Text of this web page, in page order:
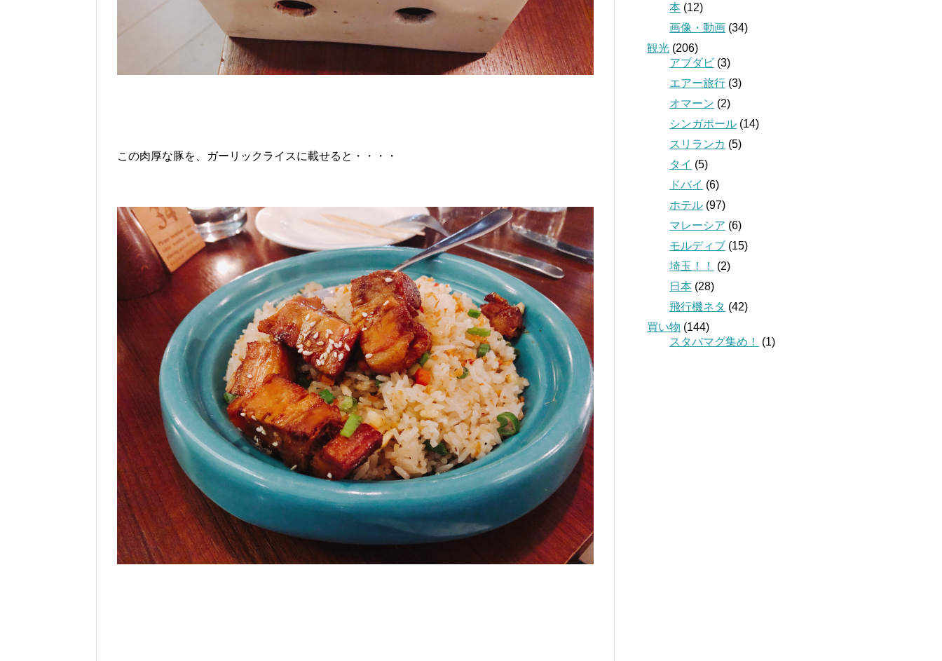
この肉厚な豚を、ガーリックライスに載せると・・・・
本 (12)
画像・動画 (34)
観光 (206)
アブダビ (3)
エアー旅行 (3)
オマーン (2)
シンガポール (14)
スリランカ (5)
タイ (5)
ドバイ (6)
ホテル (97)
マレーシア (6)
モルディブ (15)
埼玉！！
(2)
日本 (28)
飛行機ネタ (42)
買い物 (144)
スタバマグ集め！
(1)